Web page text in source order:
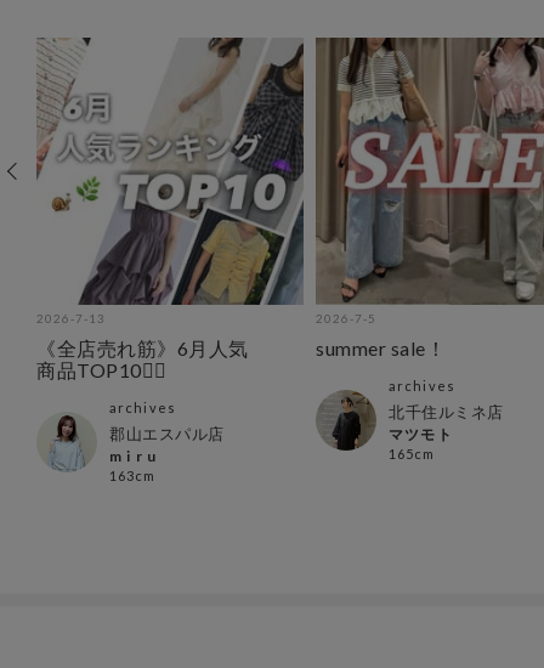
2026-7-13
《全店売れ筋》6月人気
商品TOP10🧚‍♂️
archives
郡山エスパル店
m i r u
163cm
2026-7-5
summer sale！
archives
北千住ルミネ店
マツモト
165cm